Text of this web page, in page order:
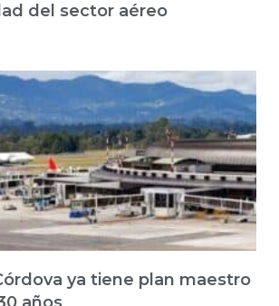
del sector aéreo
ya tiene plan maestro